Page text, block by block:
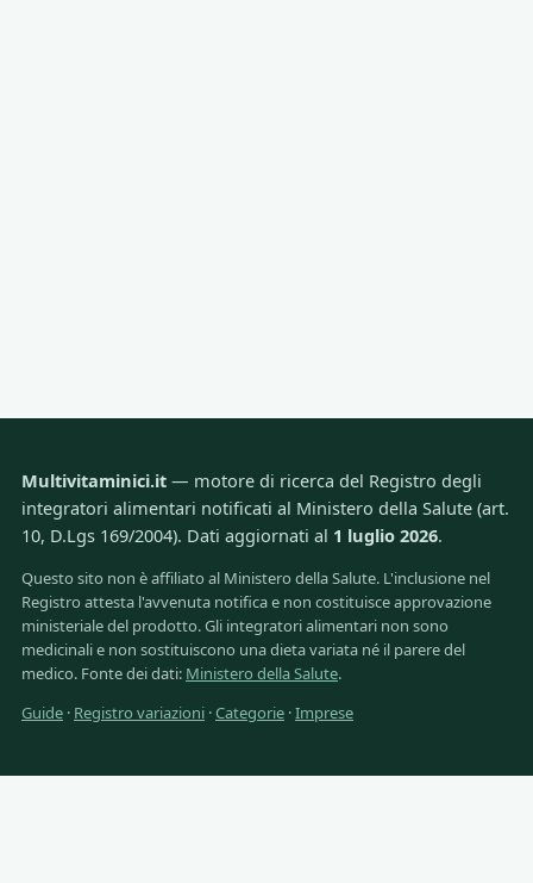
Multivitaminici.it — motore di ricerca del Registro degli
integratori alimentari notificati al Ministero della Salute (art.
10, D.Lgs 169/2004). Dati aggiornati al 1 luglio 2026.
Questo sito non è affiliato al Ministero della Salute. L'inclusione nel
Registro attesta l'avvenuta notifica e non costituisce approvazione
ministeriale del prodotto. Gli integratori alimentari non sono
medicinali e non sostituiscono una dieta variata né il parere del
medico. Fonte dei dati: Ministero della Salute.
Guide · Registro variazioni ·Categorie ·Imprese